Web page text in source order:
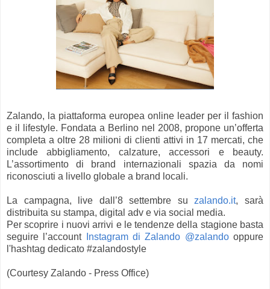
Zalando, la piattaforma europea online leader per il fashion
e il lifestyle. Fondata a Berlino nel 2008, propone un’offerta
completa a oltre 28 milioni di clienti attivi in 17 mercati, che
include abbigliamento, calzature, accessori e beauty.
L’assortimento di brand internazionali spazia da nomi
riconosciuti a livello globale a brand locali.
La campagna, live dall’8 settembre su zalando.it, sarà
distribuita su stampa, digital adv e via social media.
Per scoprire i nuovi arrivi e le tendenze della stagione basta
seguire l’account
Instagram di Zalando @zalandooppure
l'hashtag dedicato #zalandostyle
(Courtesy Zalando - Press Office)